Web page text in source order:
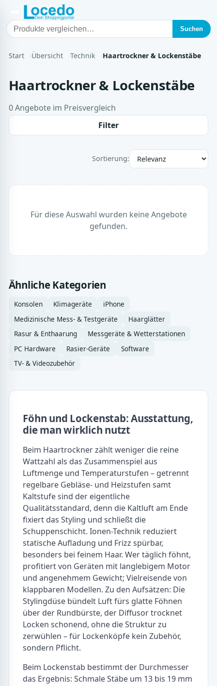
Suchen
Start Übersicht Technik Haartrockner & Lockenstäbe
Haartrockner & Lockenstäbe
0 Angebote im Preisvergleich
Filter
Sortierung:
Für diese Auswahl wurden keine Angebote
gefunden.
Ähnliche Kategorien
Konsolen Klimageräte
iPhone
Medizinische Mess- & Testgeräte
Haarglätter
Rasur & Enthaarung
Messgeräte & Wetterstationen
PC Hardware
Rasier-Geräte
Software
TV- & Videozubehör
Föhn und Lockenstab: Ausstattung,
die man wirklich nutzt
Beim Haartrockner zählt weniger die reine
Wattzahl als das Zusammenspiel aus
Luftmenge und Temperaturstufen – getrennt
regelbare Gebläse- und Heizstufen samt
Kaltstufe sind der eigentliche
Qualitätsstandard, denn die Kaltluft am Ende
fixiert das Styling und schließt die
Schuppenschicht. Ionen-Technik reduziert
statische Aufladung und Frizz spürbar,
besonders bei feinem Haar. Wer täglich föhnt,
profitiert von Geräten mit langlebigem Motor
und angenehmem Gewicht; Vielreisende von
klappbaren Modellen. Zu den Aufsätzen: Die
Stylingdüse bündelt Luft fürs glatte Föhnen
über der Rundbürste, der Diffusor trocknet
Locken schonend, ohne die Struktur zu
zerwühlen – für Lockenköpfe kein Zubehör,
sondern Pflicht.
Beim Lockenstab bestimmt der Durchmesser
das Ergebnis: Schmale Stäbe um 13 bis 19 mm